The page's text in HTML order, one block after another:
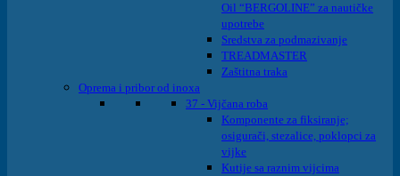
Oil “BERGOLINE” za nautičke
upotrebe
Sredstva za podmazivanje
TREADMASTER
Zaštitna traka
Oprema i pribor od inoxa
37 - Vijčana roba
Komponente za fiksiranje;
osigurači, stezalice, poklopci za
vijke
Kutije sa raznim vijcima